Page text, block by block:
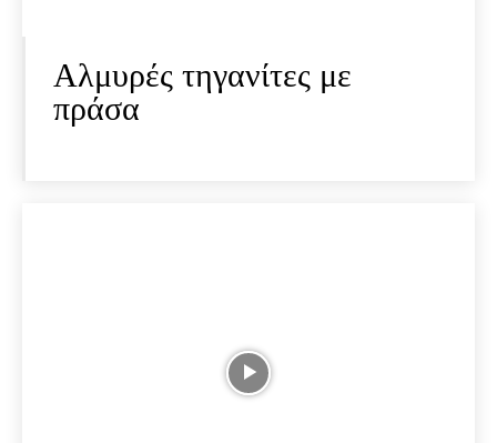
Αλμυρές τηγανίτες με
πράσα